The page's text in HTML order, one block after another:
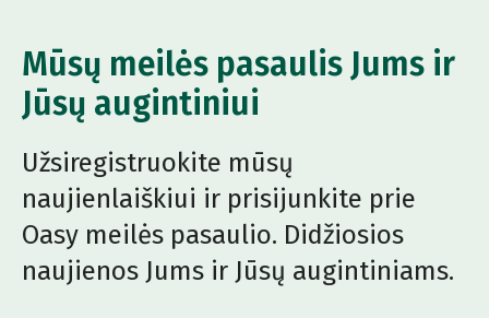
Mūsų meilės pasaulis Jums ir
Jūsų augintiniui
Užsiregistruokite mūsų
naujienlaiškiui ir prisijunkite prie
Oasy meilės pasaulio. Didžiosios
naujienos Jums ir Jūsų augintiniams.